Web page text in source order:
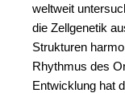
weltweit
die Zellgenetik
Strukturen
Rhythmus des
Entwicklung hat